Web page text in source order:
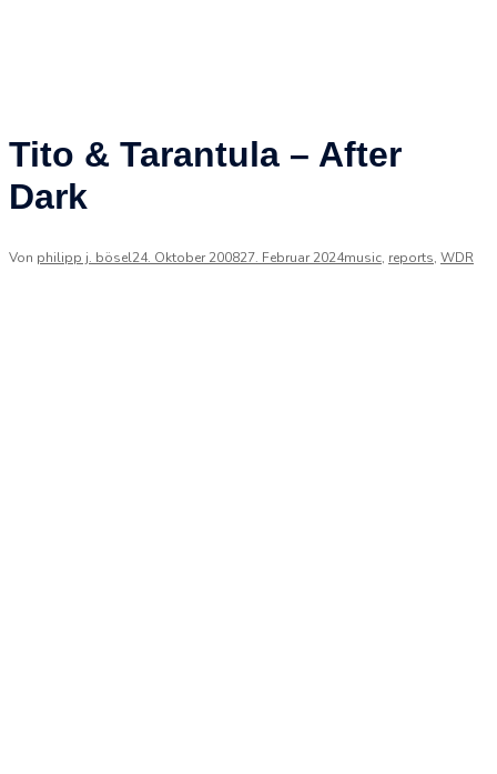
Tito & Tarantula – After
Dark
Von philipp j. bösel24. Oktober 200827. Februar 2024music, reports, WDR